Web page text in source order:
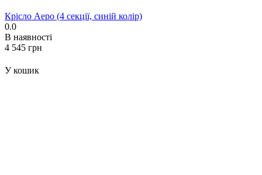
Крісло Аеро (4 секції, синій колір)
0.0
В наявності
‍4 545‍ грн
У кошик